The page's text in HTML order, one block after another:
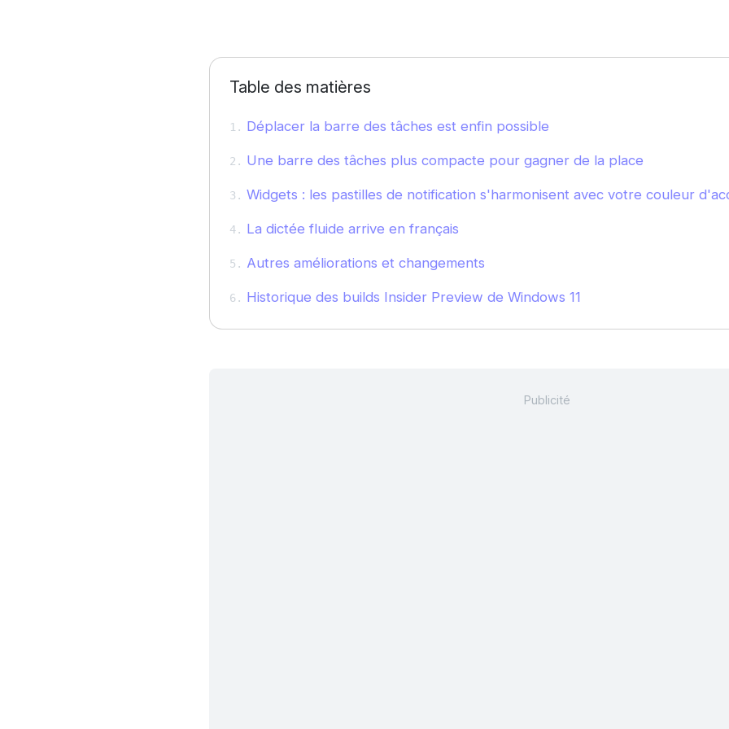
Table des matières
Déplacer la barre des tâches est enfin possible
Une barre des tâches plus compacte pour gagner de la place
Widgets : les pastilles de notification s'harmonisent avec votre couleur
La dictée fluide arrive en français
Autres améliorations et changements
Historique des builds Insider Preview de Windows 11